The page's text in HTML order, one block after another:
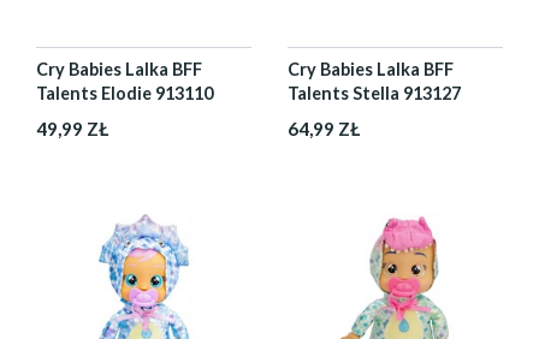
Cry Babies Lalka BFF
Talents Elodie 913110
49,99 ZŁ
Cry Babies Lalka BFF
Talents Stella 913127
64,99 ZŁ